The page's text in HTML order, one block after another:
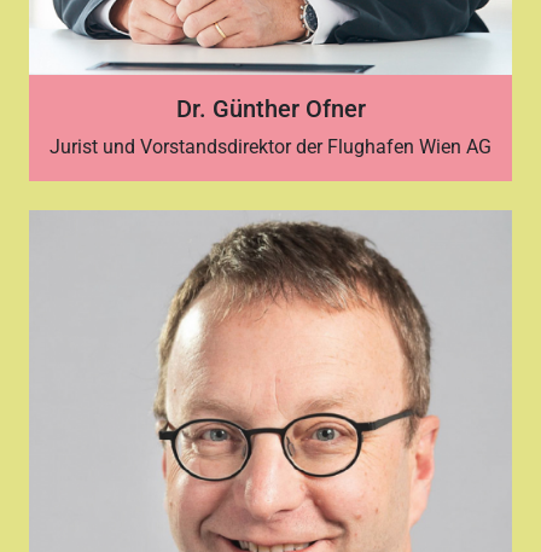
Dr. Günther Ofner
Jurist und Vorstandsdirektor der Flughafen Wien AG